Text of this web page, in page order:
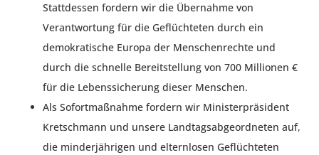
Stattdessen fordern wir die Übernahme von
Verantwortung für die Geflüchteten durch ein
demokratische Europa der Menschenrechte und
durch die schnelle Bereitstellung von 700 Millionen €
für die Lebenssicherung dieser Menschen.
Als Sofortmaßnahme fordern wir Ministerpräsident
Kretschmann und unsere Landtagsabgeordneten auf,
die minderjährigen und elternlosen Geflüchteten